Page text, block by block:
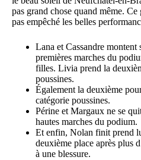
pas grand chose quand même. Ce
pas empêché les belles
Lana et Cassandre montent
premières marches du
filles. Livia prend la
poussines.
Également la deuxième
catégorie poussines.
Périne et Margaux ne se
hautes marches du podium.
Et enfin, Nolan finit prend
deuxième place après plus
à une blessure.